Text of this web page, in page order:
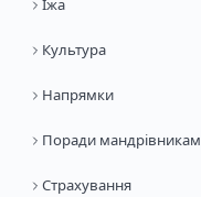
Їжа
Культура
Напрямки
Поради мандрівникам
Страхування